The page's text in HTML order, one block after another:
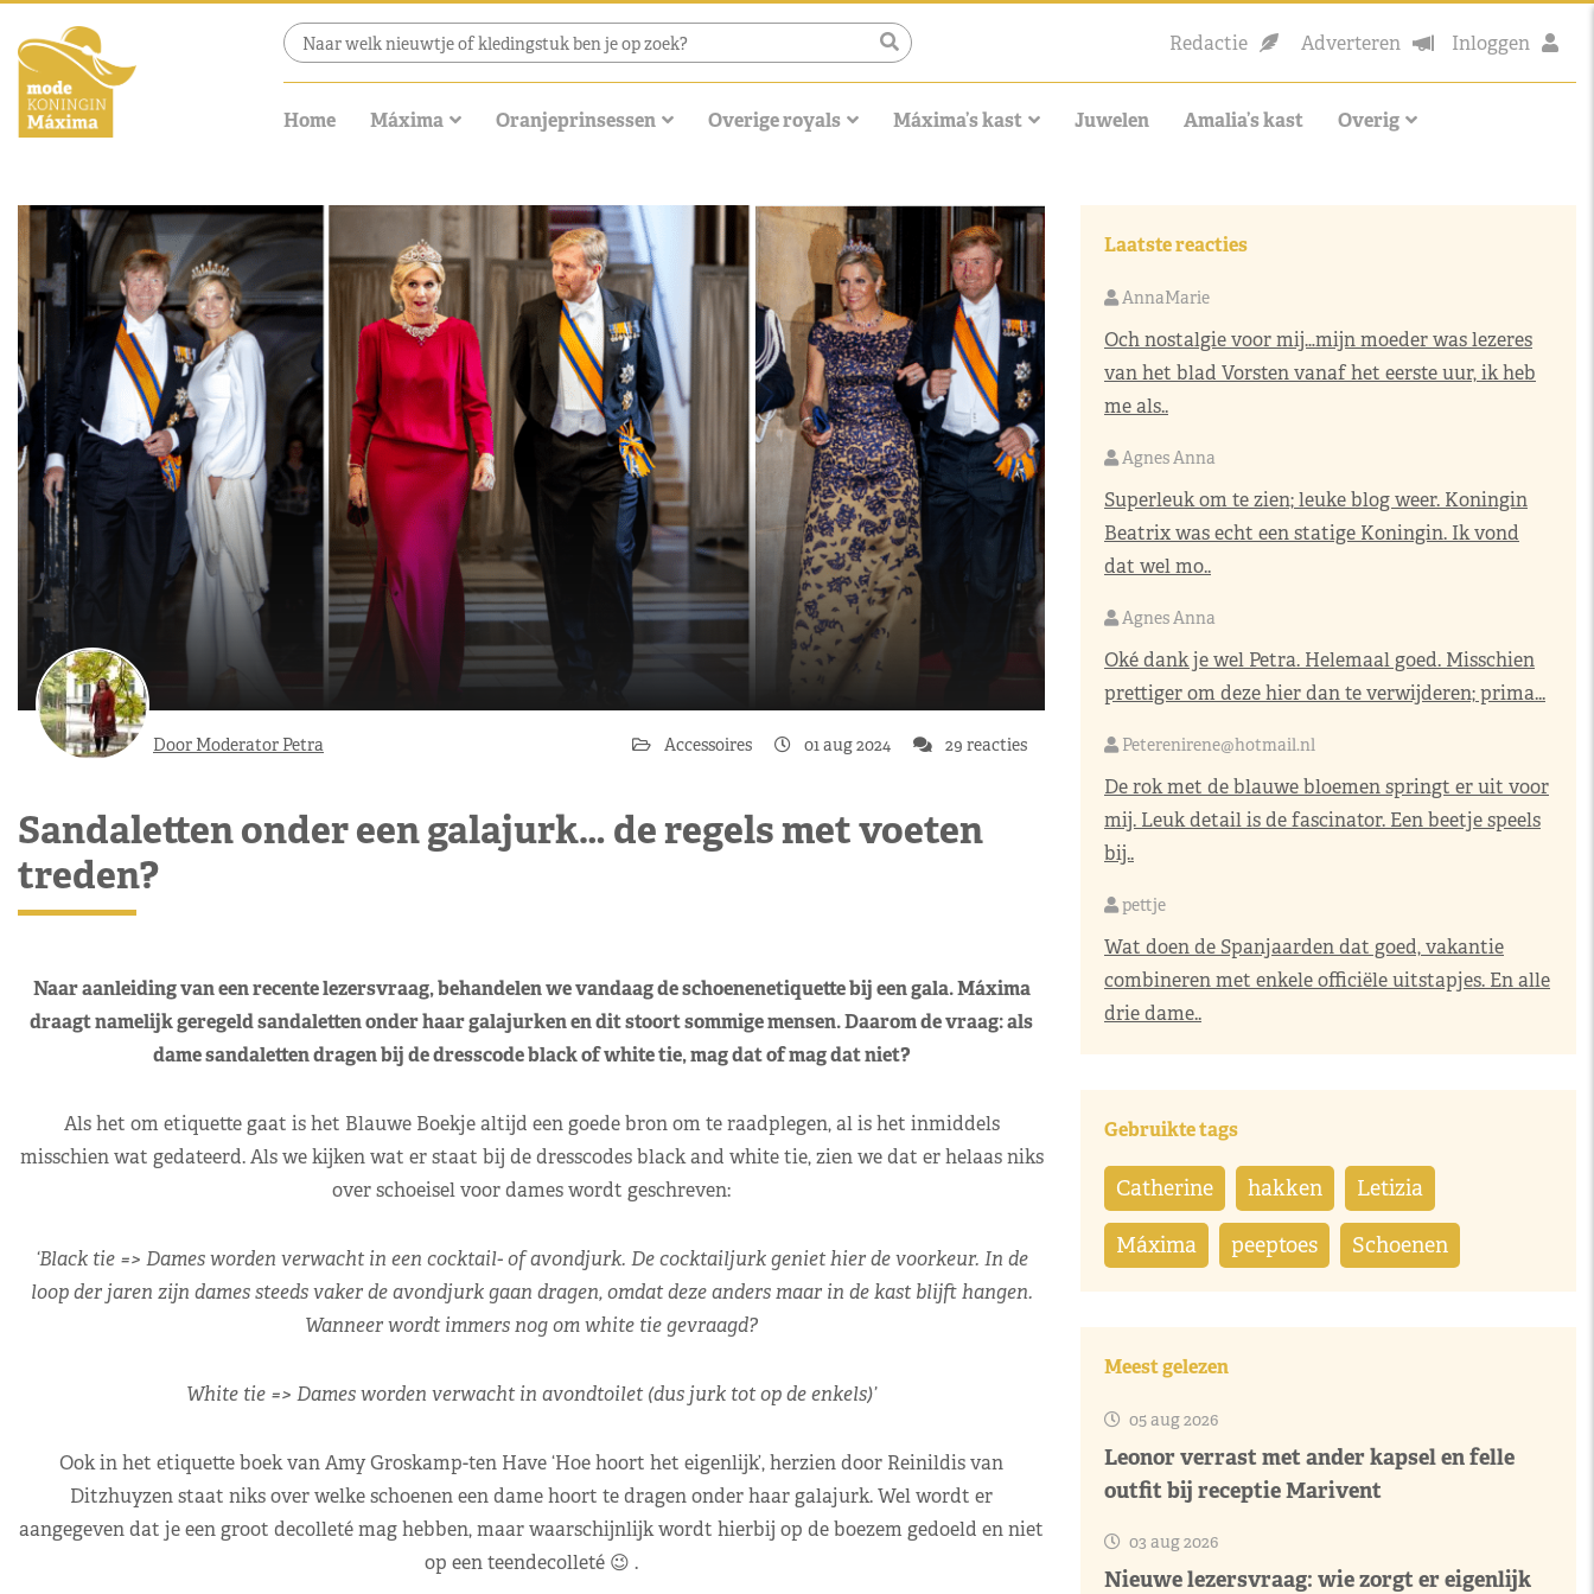
Redactie Adverteren Inloggen
Home Máxima Oranjeprinsessen Overige royals Máxima’s kast Juwelen Amalia’s kast Overig
Door Moderator Petra Accessoires 01 aug 2024 29 reacties
Sandaletten onder een galajurk… de regels met voeten
treden?
Naar aanleiding van een recente lezersvraag, behandelen we vandaag de schoenenetiquette bij een gala. Máxima
draagt namelijk geregeld sandaletten onder haar galajurken en dit stoort sommige mensen. Daarom de vraag: als
dame sandaletten dragen bij de dresscode black of white tie, mag dat of mag dat niet?
Als het om etiquette gaat is het Blauwe Boekje altijd een goede bron om te raadplegen, al is het inmiddels
misschien wat gedateerd. Als we kijken wat er staat bij de dresscodes black and white tie, zien we dat er helaas niks
over schoeisel voor dames wordt geschreven:
‘Black tie => Dames worden verwacht in een cocktail- of avondjurk. De cocktailjurk geniet hier de voorkeur. In de
loop der jaren zijn dames steeds vaker de avondjurk gaan dragen, omdat deze anders maar in de kast blijft hangen.
Wanneer wordt immers nog om white tie gevraagd?
White tie => Dames worden verwacht in avondtoilet (dus jurk tot op de enkels)’
Ook in het etiquette boek van Amy Groskamp-ten Have ‘Hoe hoort het eigenlijk’, herzien door Reinildis van
Ditzhuyzen staat niks over welke schoenen een dame hoort te dragen onder haar galajurk. Wel wordt er
aangegeven dat je een groot decolleté mag hebben, maar waarschijnlijk wordt hierbij op de boezem gedoeld en niet
op een teendecolleté 😉 .
Laatste reacties
AnnaMarie
Och nostalgie voor mij…mijn moeder was lezeres
van het blad Vorsten vanaf het eerste uur, ik heb
me als..
Agnes Anna
Superleuk om te zien; leuke blog weer. Koningin
Beatrix was echt een statige Koningin. Ik vond
dat wel mo..
Agnes Anna
Oké dank je wel Petra. Helemaal goed. Misschien
prettiger om deze hier dan te verwijderen; prima...
Peterenirene@hotmail.nl
De rok met de blauwe bloemen springt er uit voor
mij. Leuk detail is de fascinator. Een beetje speels
bij..
pettje
Wat doen de Spanjaarden dat goed, vakantie
combineren met enkele officiële uitstapjes. En alle
drie dame..
Gebruikte tags
Catherine hakken Letizia
Máxima peeptoes Schoenen
Meest gelezen
05 aug 2026
Leonor verrast met ander kapsel en felle
outfit bij receptie Marivent
03 aug 2026
Nieuwe lezersvraag: wie zorgt er eigenlijk